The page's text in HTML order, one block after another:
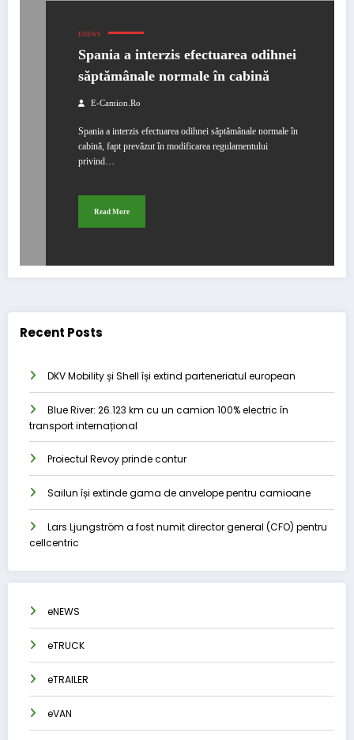
ENEWS
Spania a interzis efectuarea odihnei
săptămânale normale în cabină
E-Camion.ro
Spania a interzis efectuarea odihnei săptămânale normale în
cabină, fapt prevăzut în modificarea regulamentului
privind…
Read More
Recent Posts
DKV Mobility și Shell își extind parteneriatul european
Blue River: 26.123 km cu un camion 100% electric în
transport internațional
Proiectul Revoy prinde contur
Sailun își extinde gama de anvelope pentru camioane
Lars Ljungström a fost numit director general (CFO) pentru
cellcentric
eNEWS
eTRUCK
eTRAILER
eVAN